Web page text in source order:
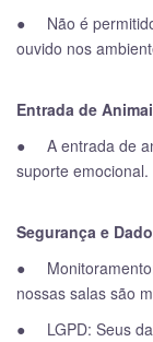
● Não é permitido
ouvido nos
Entrada de
● A entrada de
suporte emocional.
Segurança e
● Monitoramento:
nossas salas são
● LGPD: Seus